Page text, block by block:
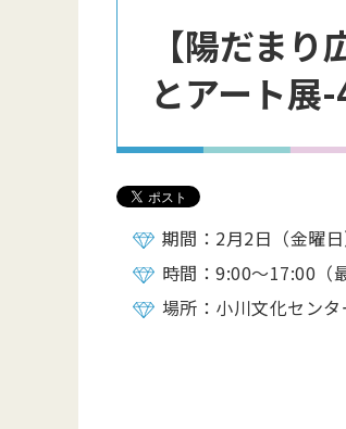
【陽だま
とアート展
期間：2月2日（金曜
時間：9:00～17:00（
場所：小川文化センタ